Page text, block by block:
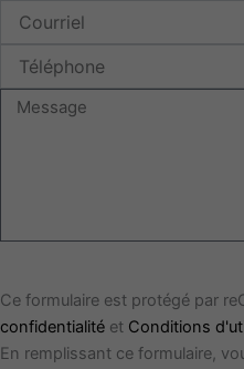
Téléphone
Message
Ce formulaire est protégé par
confidentialité et Conditions
En remplissant ce formulaire,